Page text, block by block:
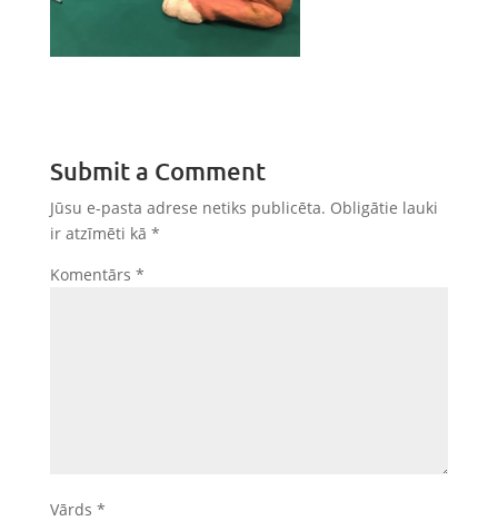
Submit a Comment
Jūsu e-pasta adrese netiks publicēta. Obligātie lauki
ir atzīmēti kā *
Komentārs *
Vārds *